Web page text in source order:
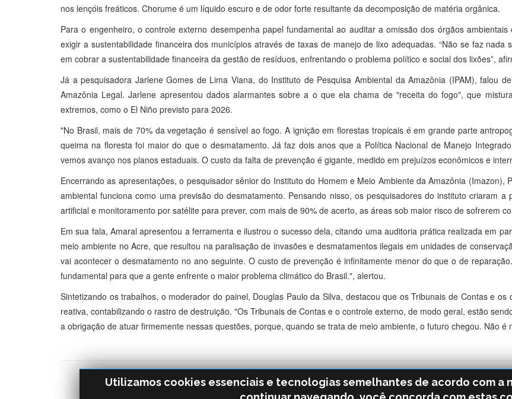
nos lençóis freáticos. Chorume é um líquido escuro e de odor forte resultante da decomposição de matéria orgânica.
Para o engenheiro, o controle externo desempenha papel fundamental ao auditar a omissão dos órgãos
exigir a sustentabilidade financeira dos municípios através de taxas de manejo de lixo adequadas. “Não se faz
em cobrar a sustentabilidade financeira da gestão de resíduos, enfrentando o problema político e social dos lixões”,
Já a pesquisadora Jarlene Gomes de Lima Viana, do Instituto de Pesquisa Ambiental da Amazônia (IPAM), falou
Amazônia Legal. Jarlene apresentou dados alarmantes sobre a o que ela chama de "receita do fogo", que
extremos, como o El Niño previsto para 2026.
"No Brasil, mais de 70% da vegetação é sensível ao fogo. A ignição em florestas tropicais é em grande parte
queima na floresta foi maior do que o desmatamento. Já faz dois anos que a Política Nacional de Manejo
vemos avanço nos planos estaduais. O custo da falta de prevenção é gigante, medido em prejuízos econômicos e
Encerrando as apresentações, o pesquisador sênior do Instituto do Homem e Meio Ambiente da Amazônia
ambiental funciona como uma previsão do desmatamento. Pensando nisso, os pesquisadores do instituto criaram
artificial e monitoramento por satélite para prever, com mais de 90% de acerto, as áreas sob maior risco de sofrerem
Em sua fala, Amaral apresentou a ferramenta e ilustrou o sucesso dela, citando uma auditoria prática realizada em
meio ambiente no Acre, que resultou na paralisação de invasões e desmatamentos ilegais em unidades de
vai acontecer o desmatamento no ano seguinte. O custo de prevenção é infinitamente menor do que o de
fundamental para que a gente enfrente o maior problema climático do Brasil.", alertou.
Sintetizando os trabalhos, o moderador do painel, Douglas Paulo da Silva, destacou que os Tribunais de Contas e
reativa, contabilizando o rastro de destruição. "Os Tribunais de Contas e o controle externo, de modo geral, estão
a obrigação de atuar firmemente nessas questões, porque, quando se trata de meio ambiente, o futuro chegou. Não
Utilizamos cookies essenciais e tecnologias semelhantes de acordo com a